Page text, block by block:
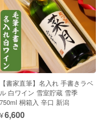
【書家直筆】名入れ 手書きラベ
ル 白ワイン 雪室貯蔵 雪季
750ml 桐箱入 辛口 新潟
¥6,600